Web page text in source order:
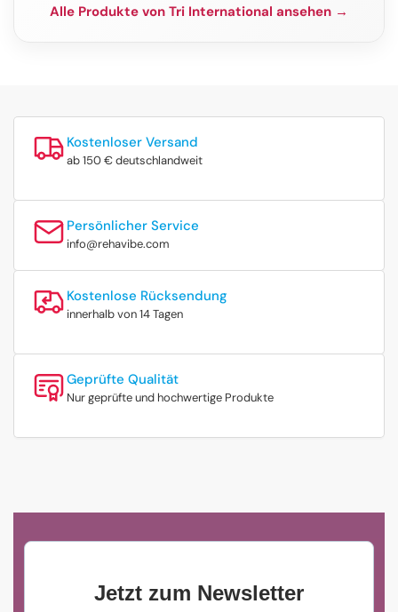
Alle Produkte von Tri International ansehen →
Kostenloser Versand
ab 150 € deutschlandweit
Persönlicher Service
info@rehavibe.com
Kostenlose Rücksendung
innerhalb von 14 Tagen
Geprüfte Qualität
Nur geprüfte und hochwertige Produkte
Jetzt zum Newsletter